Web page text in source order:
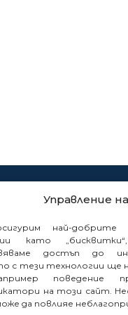
Управление
най-добрите
като
достъп до
с тези технологии ще
поведение
на този сайт.
да повлияе